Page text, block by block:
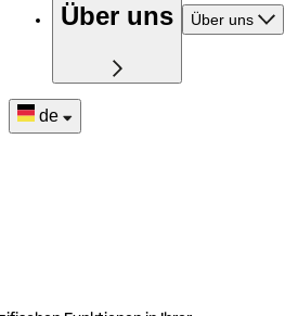
Über uns Über uns
de